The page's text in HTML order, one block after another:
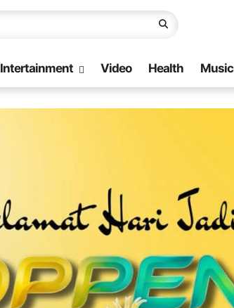
Intertainment Video Health Music